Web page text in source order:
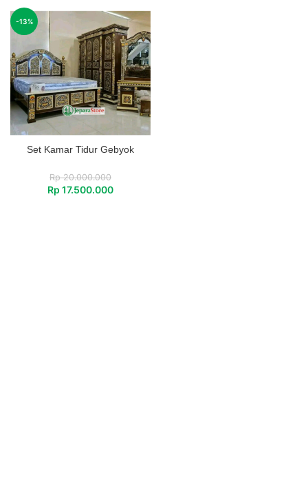
-13%
Set Kamar Tidur Gebyok
Rp20.000.000
Rp 17.500.000